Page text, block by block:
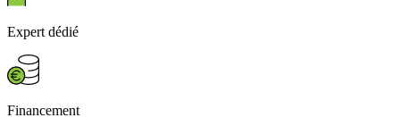
Expert dédié
Financement